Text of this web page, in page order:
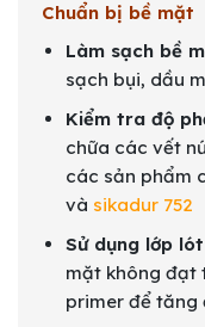
Chuẩn bị bề mặt
Làm sạch bề
sạch bụi, dầu
Kiểm tra độ
chữa các vết
các sản phẩm
và sikadur 752
Sử dụng lớp
mặt không đạt
primer để tăng